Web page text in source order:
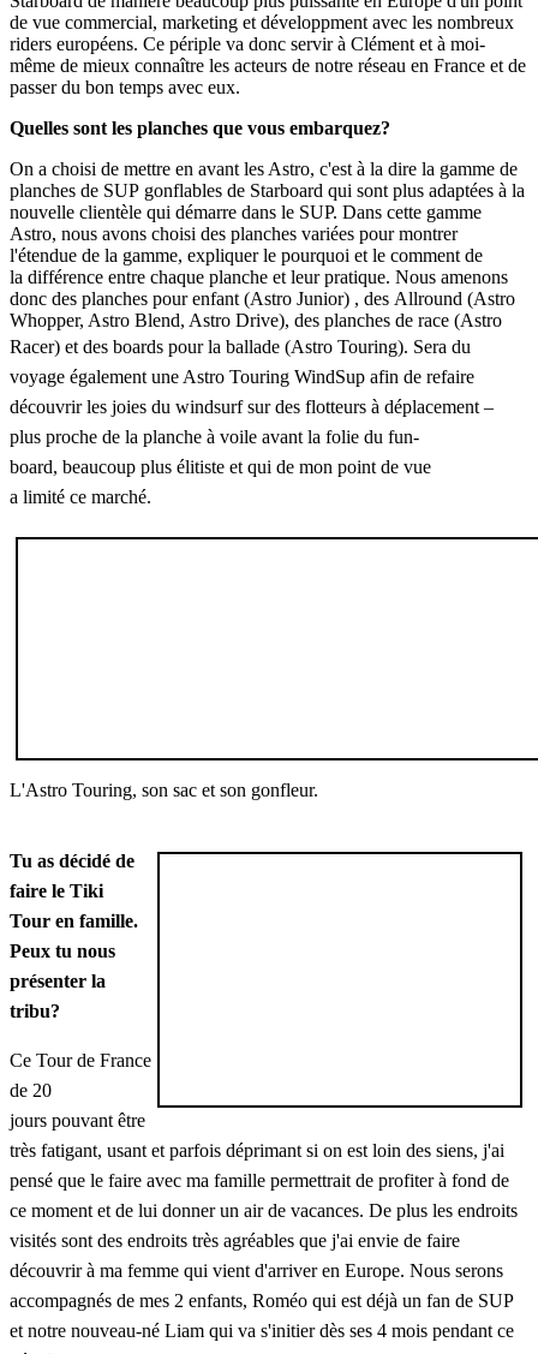
de vue commercial, marketing et développment avec les nombreux
riders européens. Ce périple va donc servir à Clément et à moi-
même de mieux connaître les acteurs de notre réseau en France et de
passer du bon temps avec eux.
Quelles sont les planches que vous embarquez?
On a choisi de mettre en avant les Astro, c'est à la dire la gamme de
planches de SUP gonflables de Starboard qui sont plus adaptées à la
nouvelle clientèle qui démarre dans le SUP. Dans cette gamme
Astro, nous avons choisi des planches variées pour montrer
l'étendue de la gamme, expliquer le pourquoi et le comment de
la différence entre chaque planche et leur pratique. Nous amenons
donc des planches pour enfant (Astro Junior) , des Allround (Astro
Whopper, Astro Blend, Astro Drive), des planches de race (Astro
Racer) et des boards pour la ballade (Astro Touring). Sera du
voyage également une Astro Touring WindSup afin de refaire
découvrir les joies du windsurf sur des flotteurs à déplacement –
plus proche de la planche à voile avant la folie du fun-
board, beaucoup plus élitiste et qui de mon point de vue
a limité ce marché.
L'Astro Touring, son sac et son gonfleur.
Tu as décidé de
faire le Tiki
Tour en famille.
Peux tu nous
présenter la
tribu?
Ce Tour de France
de 20
jours pouvant être
très fatigant, usant et parfois déprimant si on est loin des siens, j'ai
pensé que le faire avec ma famille permettrait de profiter à fond de
ce moment et de lui donner un air de vacances. De plus les endroits
visités sont des endroits très agréables que j'ai envie de faire
découvrir à ma femme qui vient d'arriver en Europe. Nous serons
accompagnés de mes 2 enfants, Roméo qui est déjà un fan de SUP
et notre nouveau-né Liam qui va s'initier dès ses 4 mois pendant ce